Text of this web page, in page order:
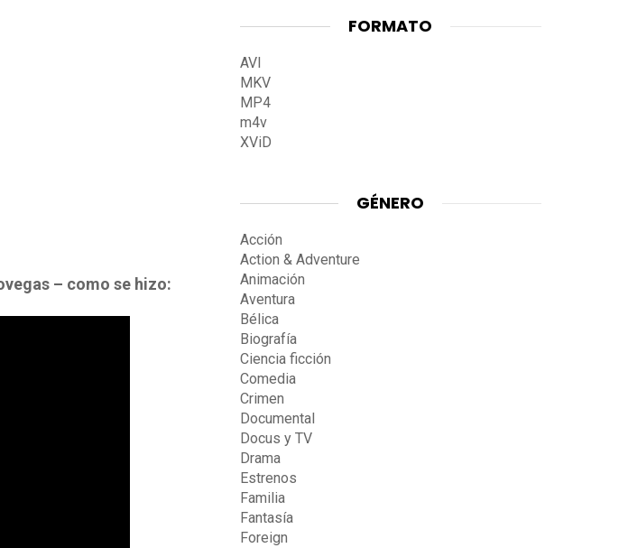
– como se hizo:
FORMATO
AVI
MKV
MP4
m4v
XViD
GÉNERO
Acción
Action & Adventure
Animación
Aventura
Bélica
Biografía
Ciencia ficción
Comedia
Crimen
Documental
Docus y TV
Drama
Estrenos
Familia
Fantasía
Foreign